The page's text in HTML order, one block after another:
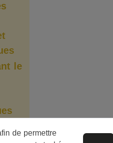
le
de permettre